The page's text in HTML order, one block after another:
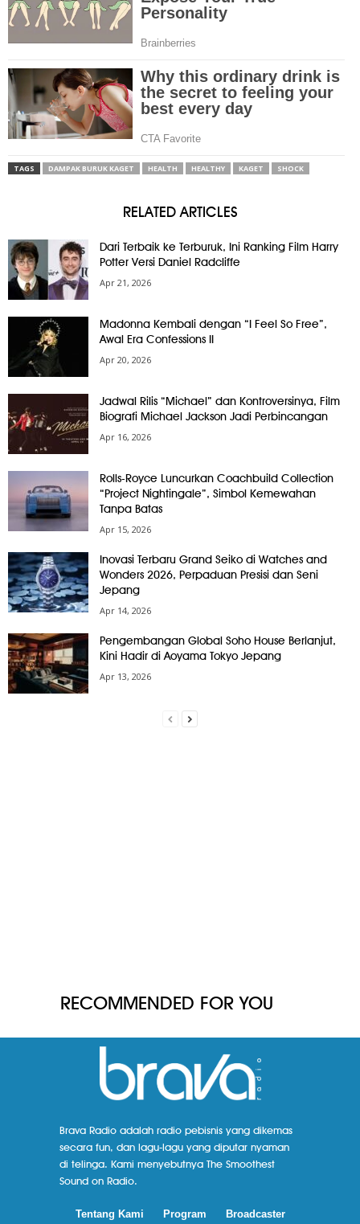
TAGS DAMPAK BURUK KAGET HEALTH HEALTHY KAGET SHOCK
RELATED ARTICLES
Dari Terbaik ke Terburuk, Ini Ranking Film Harry
Potter Versi Daniel Radcliffe
Apr 21, 2026
Madonna Kembali dengan “I Feel So Free”,
Awal Era Confessions II
Apr 20, 2026
Jadwal Rilis “Michael” dan Kontroversinya, Film
Biografi Michael Jackson Jadi Perbincangan
Apr 16, 2026
Rolls-Royce Luncurkan Coachbuild Collection
“Project Nightingale”, Simbol Kemewahan
Tanpa Batas
Apr 15, 2026
Inovasi Terbaru Grand Seiko di Watches and
Wonders 2026, Perpaduan Presisi dan Seni
Jepang
Apr 14, 2026
Pengembangan Global Soho House Berlanjut,
Kini Hadir di Aoyama Tokyo Jepang
Apr 13, 2026
RECOMMENDED FOR YOU
Brava Radio adalah radio pebisnis yang dikemas
secara fun, dan lagu-lagu yang diputar nyaman
di telinga. Kami menyebutnya The Smoothest
Sound on Radio.
Tentang Kami Program Broadcaster